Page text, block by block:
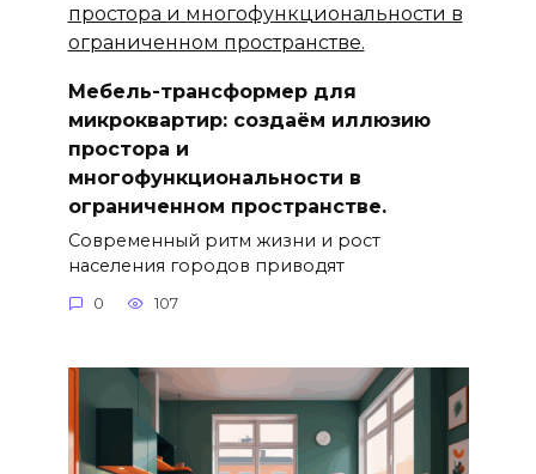
Мебель-трансформер для
микроквартир: создаём иллюзию
простора и
многофункциональности в
ограниченном пространстве.
Современный ритм жизни и рост
населения городов приводят
0 107